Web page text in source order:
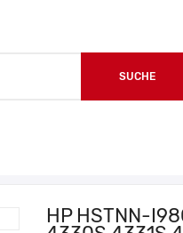
SUCHE
HP HSTNN-